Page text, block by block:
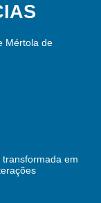
Mértola de
em